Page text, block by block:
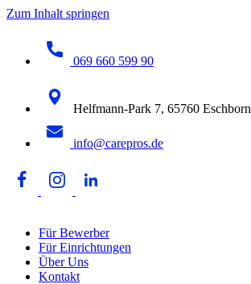
Zum Inhalt springen
069 660 599 90
Helfmann-Park 7, 65760 Eschborn
info@carepros.de
Für Bewerber
Für Einrichtungen
Über Uns
Kontakt